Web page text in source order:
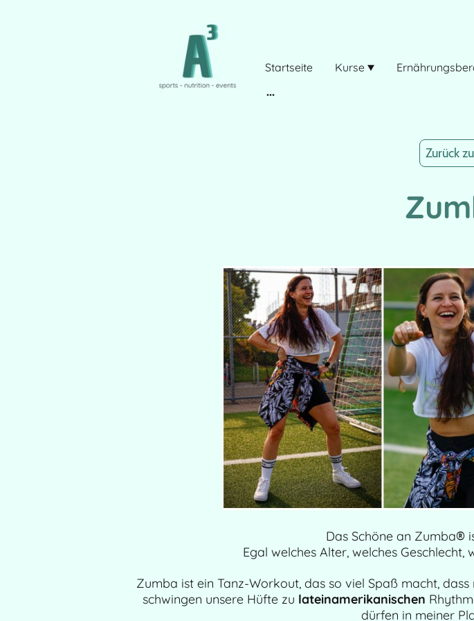
Startseite Kurse
Zurück
Das Schöne an Zumba®
Egal welches Alter, welches Geschlecht,
Zumba ist ein Tanz-Workout, das so viel Spaß macht,
schwingen unsere Hüfte zu lateinamerikanischen
dürfen in meiner